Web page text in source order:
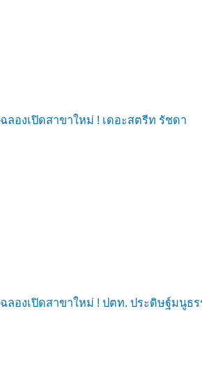
ฉลองเปิดสาขาใหม่ ! เดอะสตรีท รัชดา
ฉลองเปิดสาขาใหม่ ! ปตท. ประดิษฐ์มนูธร